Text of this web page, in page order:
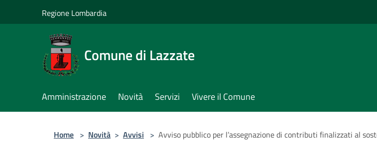
Regione Lombardia
Comune di Lazzate
Amministrazione Novità Servizi Vivere il Comune
Home > Novità > Avvisi > Avviso pubblico per l’assegnazione di contributi finalizzati al